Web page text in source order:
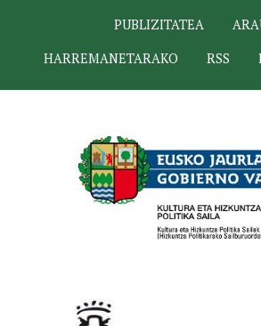
PUBLIZITATEA
HARREMANETARAKO
RSS